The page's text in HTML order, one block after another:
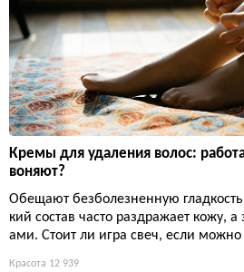
Кремы для удаления волос:
воняют?
Обещают безболезненную
кий состав часто раздражает кожу, а
ами. Стоит ли игра свеч, если можно
Красота 12 939